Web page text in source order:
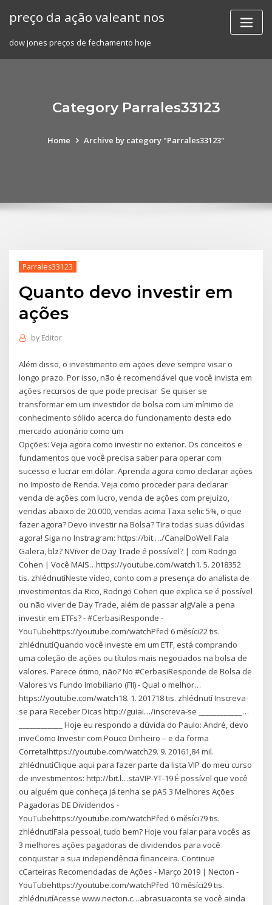
preço da ação valeant nos
dow jones preços de fechamento hoje
Category Parrales33123
Home Archive by category "Parrales33123"
Parrales33123
Quanto devo investir em
ações
by Editor
Além disso, o investimento em ações deve sempre visar o
longo prazo. Por isso, não é recomendável que você invista em
ações recursos de que pode precisar Se quiser se
transformar em um investidor de bolsa com um mínimo de
conhecimento sólido acerca do funcionamento desta edo
mercado acionário como um
Opções: Veja agora como investir no exterior. Os conceitos e
fundamentos que você precisa saber para operar com
sucesso e lucrar em dólar. Aprenda agora como declarar ações
no Imposto de Renda. Veja como proceder para declarar
venda de ações com lucro, venda de ações com prejuízo,
vendas abaixo de 20.000, vendas acima Taxa selic 5%, o que
fazer agora? Devo investir na Bolsa? Tira todas suas dúvidas
agora! Siga no Instragram: https://bit.…/CanalDoWell Fala
Galera, blz? NViver de Day Trade é possível? | com Rodrigo
Cohen | Você MAIS…https://youtube.com/watch1. 5. 2018352
tis. zhlédnutíNeste vídeo, conto com a presença do analista de
investimentos da Rico, Rodrigo Cohen que explica se é possível
ou não viver de Day Trade, além de passar algVale a pena
investir em ETFs? - #CerbasiResponde -
YouTubehttps://youtube.com/watchPřed 6 měsíci22 tis.
zhlédnutíQuando você investe em um ETF, está comprando
uma coleção de ações ou títulos mais negociados na bolsa de
valores. Parece ótimo, não? No #CerbasiResponde de Bolsa de
Valores vs Fundo Imobiliario (FII) - Qual o melhor…
https://youtube.com/watch18. 1. 201718 tis. zhlédnutí Inscreva-
se para Receber Dicas http://guiai…/inscreva-se ____________…
____________ Hoje eu respondo a dúvida do Paulo: André, devo
inveComo Investir com Pouco Dinheiro – e da forma
Correta!https://youtube.com/watch29. 9. 20161,84 mil.
zhlédnutíClique aqui para fazer parte da lista VIP do meu curso
de investimentos: http://bit.l…staVIP-YT-19 É possível que você
ou alguém que conheça já tenha se pAS 3 Melhores Ações
Pagadoras DE Dividendos -
YouTubehttps://youtube.com/watchPřed 6 měsíci79 tis.
zhlédnutíFala pessoal, tudo bem? Hoje vou falar para vocês as
3 melhores ações pagadoras de dividendos para você
conquistar a sua independência financeira. Continue
cCarteiras Recomendadas de Ações - Março 2019 | Necton -
YouTubehttps://youtube.com/watchPřed 10 měsíci29 tis.
zhlédnutíAcesse www.necton.c…abrasuaconta se você ainda